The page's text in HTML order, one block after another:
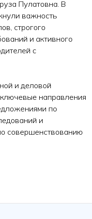
Пулатовна. В
важность
строгого
и активного
с
и деловой
направления
по
и
совершенствованию
повышения